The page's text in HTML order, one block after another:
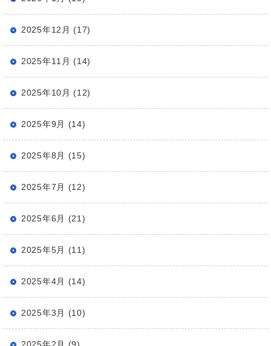
2025年12月 (17)
2025年11月 (14)
2025年10月 (12)
2025年9月 (14)
2025年8月 (15)
2025年7月 (12)
2025年6月 (21)
2025年5月 (11)
2025年4月 (14)
2025年3月 (10)